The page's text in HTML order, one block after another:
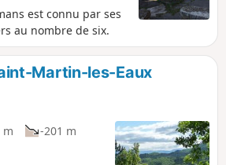
est connu par ses
au nombre de six.
Martin-les-Eaux
m
-201 m